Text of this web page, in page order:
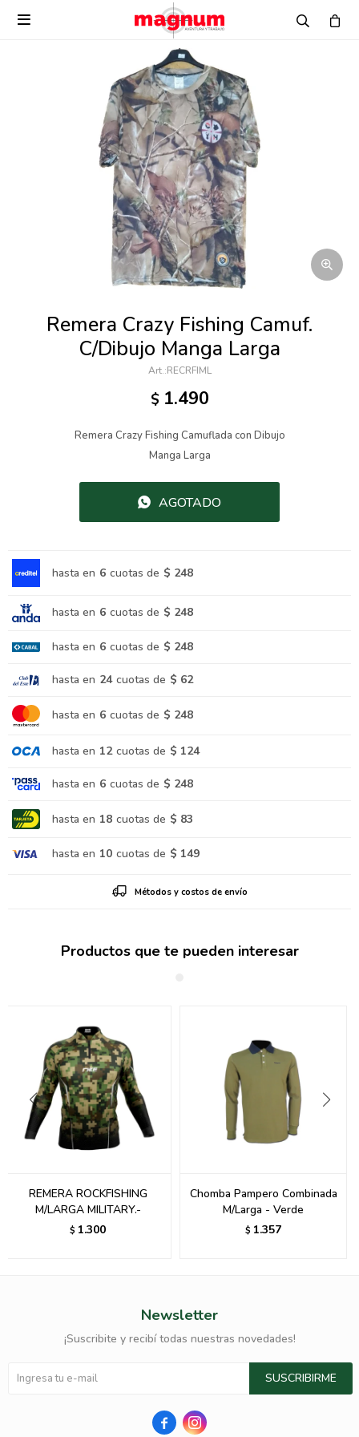

Remera Crazy Fishing Camuf.
C/Dibujo Manga Larga
RECRFIML
$ 1.490
Remera Crazy Fishing Camuflada con Dibujo
Manga Larga
AGOTADO
hasta en 6 cuotas de $ 248
hasta en 6 cuotas de $ 248
hasta en 6 cuotas de $ 248
hasta en 24 cuotas de $ 62
hasta en 6 cuotas de $ 248
hasta en 12 cuotas de $ 124
hasta en 6 cuotas de $ 248
hasta en 18 cuotas de $ 83
hasta en 10 cuotas de $ 149
Métodos y costos de envío
Productos que te pueden interesar
REMERA ROCKFISHING
M/LARGA MILITARY.-
$ 1.300
Chomba Pampero Combinada
M/Larga - Verde
$ 1.357
Newsletter
¡Suscribite y recibí todas nuestras novedades!
SUSCRIBIRME
 